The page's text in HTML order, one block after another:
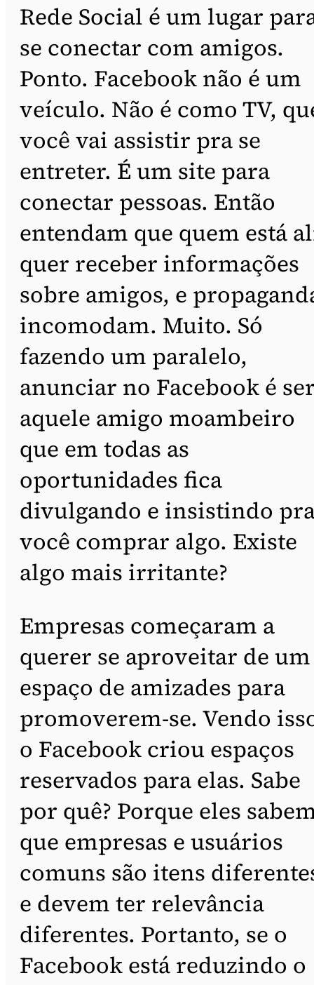
Rede Social é um lugar
se conectar com amigos.
Ponto. Facebook não é um
veículo. Não é como TV,
você vai assistir pra se
entreter. É um site para
conectar pessoas. Então
entendam que quem está
quer receber informações
sobre amigos, e
incomodam. Muito. Só
fazendo um paralelo,
anunciar no Facebook é
aquele amigo moambeiro
que em todas as
oportunidades fica
divulgando e insistindo
você comprar algo. Existe
algo mais irritante?
Empresas começaram a
querer se aproveitar de um
espaço de amizades para
promoverem-se. Vendo
o Facebook criou espaços
reservados para elas. Sabe
por quê? Porque eles
que empresas e usuários
comuns são itens
e devem ter relevância
diferentes. Portanto, se o
Facebook está reduzindo o